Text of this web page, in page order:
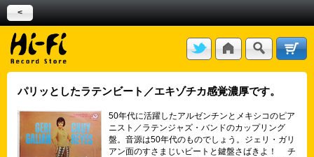
<
パリッとしたラテンビート／エキゾチカ感覚濃厚です。
50年代に活躍したアルゼンチンとメキシコのピア
ニスト／ラテンジャズ・バンドのカップリング
盤。音源は50年代のものでしょう。ジェリ・ガリ
アン面のすさまじいビートと鍵盤さばきよ！ チ